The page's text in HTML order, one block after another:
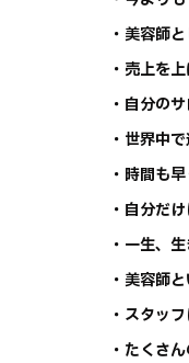
・美容師
・売上を
・自分の
・世界中
・時間も
・自分だ
・一生、
・美容師
・スタッ
・たくさ